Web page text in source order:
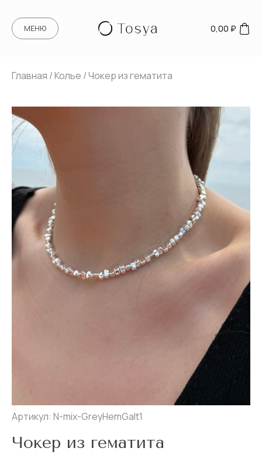
МЕНЮ 0,00 ₽
Главная /Колье / Чокер из гематита
Артикул: N-mix-GreyHemGalt1
Чокер из гематита